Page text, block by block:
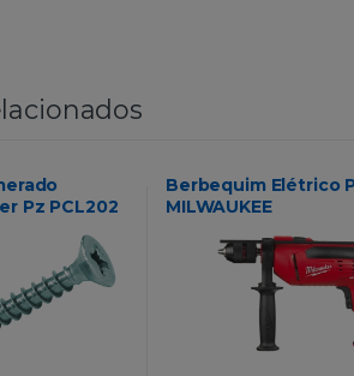
Pz PCL202
Berbequim Elétrico
MILWAUKEE